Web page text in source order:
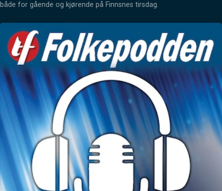
både for gående og kjørende på Finnsnes tirsdag.